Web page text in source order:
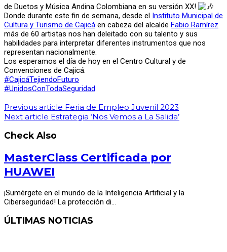
de Duetos y Música Andina Colombiana en su versión XX!
Donde durante este fin de semana, desde el Instituto Municipal de
Cultura y Turismo de Cajicá en cabeza del alcalde Fabio Ramírez
más de 60 artistas nos han deleitado con su talento y sus
habilidades para interpretar diferentes instrumentos que nos
representan nacionalmente.
Los esperamos el día de hoy en el Centro Cultural y de
Convenciones de Cajicá.
#CajicáTejiendoFuturo
#UnidosConTodaSeguridad
Previous article Feria de Empleo Juvenil 2023
Next article Estrategia ‘Nos Vemos a La Salida’
Check Also
MasterClass Certificada por
HUAWEI
¡Sumérgete en el mundo de la Inteligencia Artificial y la
Ciberseguridad! La protección di…
ÚLTIMAS NOTICIAS